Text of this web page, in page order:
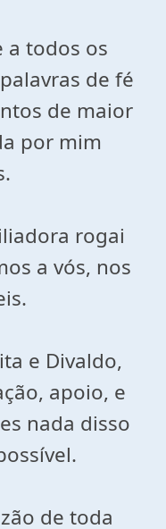
a todos os
de fé
de maior
por mim
rogai
a vós, nos
e Divaldo,
apoio, e
nada disso
de toda